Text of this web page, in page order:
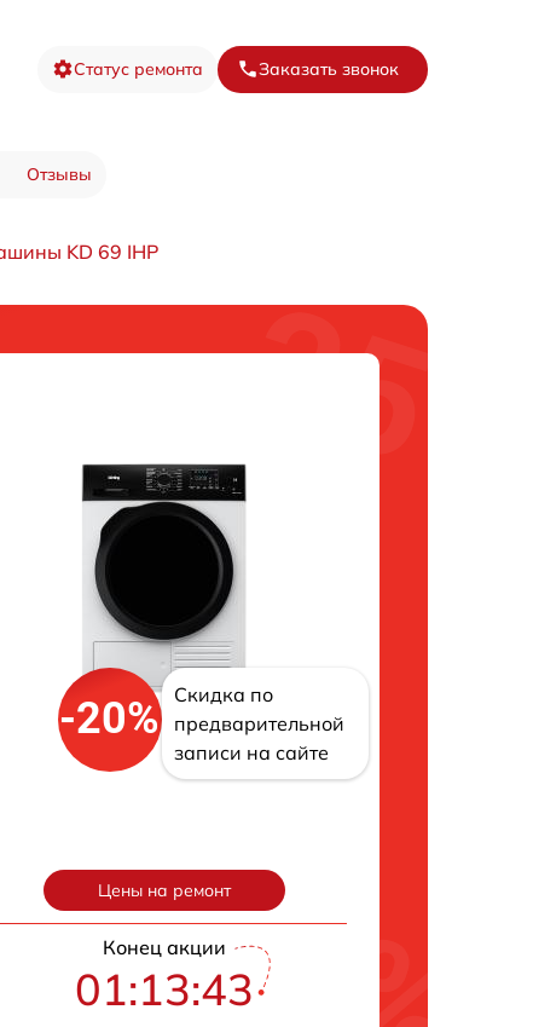
Статус ремонта Заказать звонок
Отзывы
KD 69 IHP
-20%
Скидка по
предварительной
записи на сайте
Цены на ремонт
Конец акции
01:13:42